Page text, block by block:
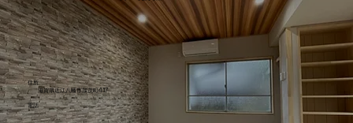
​滋賀県近江八幡市加茂町417
​住所
​電話